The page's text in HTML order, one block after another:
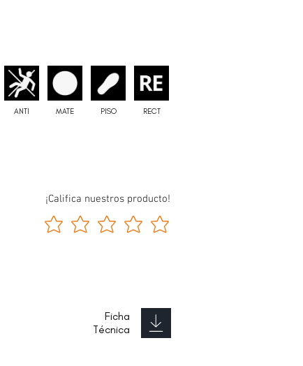
ANTI MATE PISO RECT
¡Califica nuestros producto!
Ficha
Técnica